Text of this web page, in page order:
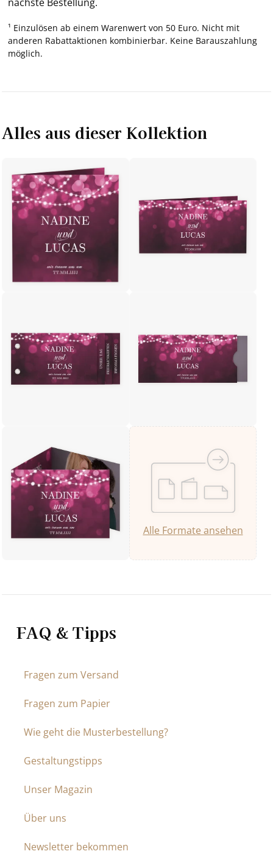
¹ Einzulösen ab einem Warenwert von 50 Euro. Nicht mit
anderen Rabattaktionen kombinierbar. Keine Barauszahlung
möglich.
Alles aus dieser Kollektion
Alle Formate ansehen
FAQ & Tipps
Fragen zum Versand
Fragen zum Papier
Wie geht die Musterbestellung?
Gestaltungstipps
Unser Magazin
Über uns
Newsletter bekommen